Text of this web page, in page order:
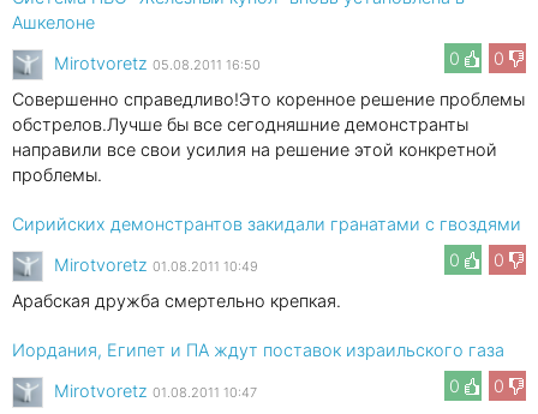
Ашкелоне
0
0
Mirotvoretz 05.08.2011 16:50
Совершенно справедливо!Это коренное решение проблемы
обстрелов.Лучше бы все сегодняшние демонстранты
направили все свои усилия на решение этой конкретной
проблемы.
Сирийских демонстрантов закидали гранатами с гвоздями
0
0
Mirotvoretz 01.08.2011 10:49
Арабская дружба смертельно крепкая.
Иордания, Египет и ПА ждут поставок израильского газа
0
0
Mirotvoretz 01.08.2011 10:47